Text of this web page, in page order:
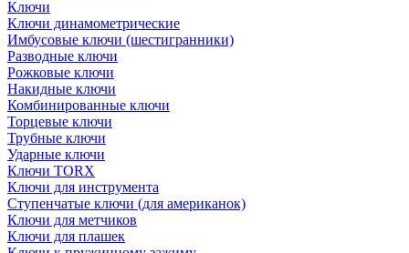
Ключи
Ключи динамометрические
Имбусовые ключи (шестигранники)
Разводные ключи
Рожковые ключи
Накидные ключи
Комбинированные ключи
Торцевые ключи
Трубные ключи
Ударные ключи
Ключи TORX
Ключи для инструмента
Ступенчатые ключи (для американок)
Ключи для метчиков
Ключи для плашек